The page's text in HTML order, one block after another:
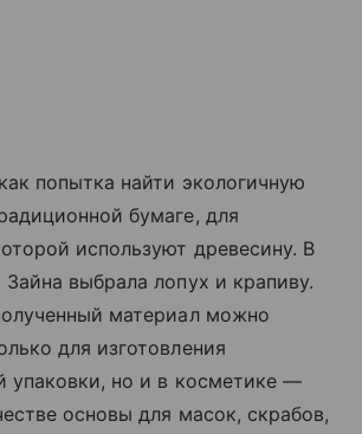
попытка найти экологичную
бумаге, для
используют древесину. В
выбрала лопух и крапиву.
материал можно
для изготовления
упаковки, но и в косметике —
основы для масок, скрабов,